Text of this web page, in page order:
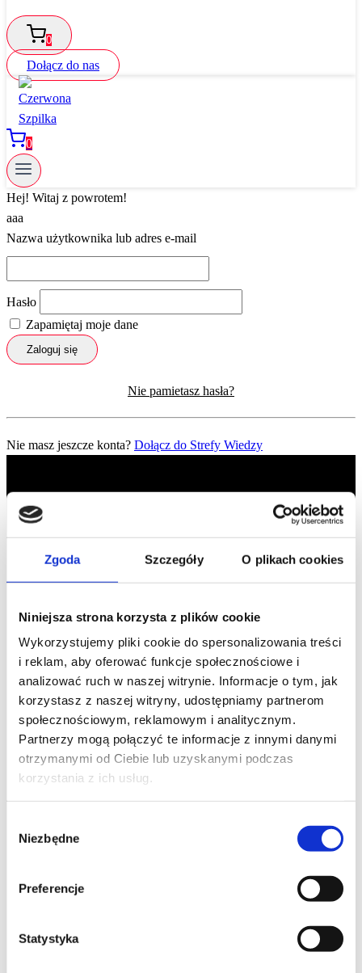
Zgoda Szczegóły O plikach cookies
Niniejsza strona korzysta z plików cookie
Wykorzystujemy pliki cookie do spersonalizowania treści
i reklam, aby oferować funkcje społecznościowe i
analizować ruch w naszej witrynie. Informacje o tym, jak
korzystasz z naszej witryny, udostępniamy partnerom
społecznościowym, reklamowym i analitycznym.
Partnerzy mogą połączyć te informacje z innymi danymi
otrzymanymi od Ciebie lub uzyskanymi podczas
korzystania z ich usług.
zgody
Niezbędne
Preferencje
Statystyka
0
Dołącz do nas
0
Hej! Witaj z powrotem!
aaa
Nazwa użytkownika lub adres e-mail
Hasło
Zapamiętaj moje dane
Zaloguj się
Nie pamietasz hasła?
Nie masz jeszcze konta? Dołącz do Strefy Wiedzy
Szpilka
Profil tiktok Czerwona Szpilka
Profil youtube Czerwona
Szpilka
Kontakt
kontakt@czerwonaszpilka.pl